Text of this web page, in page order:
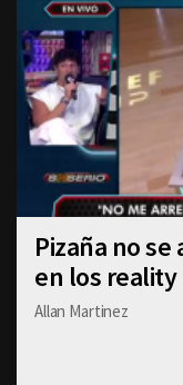
Pizaña no
en los reality
Allan Martinez